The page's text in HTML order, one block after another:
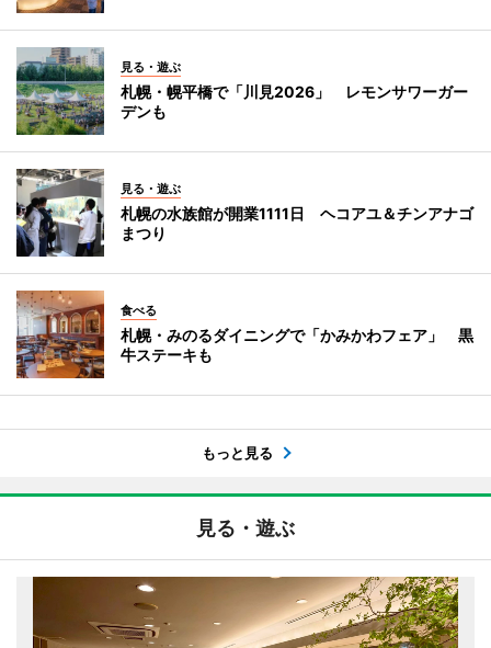
見る・遊ぶ
札幌・幌平橋で「川見2026」 レモンサワーガー
デンも
見る・遊ぶ
札幌の水族館が開業1111日 ヘコアユ＆チンアナゴ
まつり
食べる
札幌・みのるダイニングで「かみかわフェア」 黒
牛ステーキも
もっと見る
見る・遊ぶ